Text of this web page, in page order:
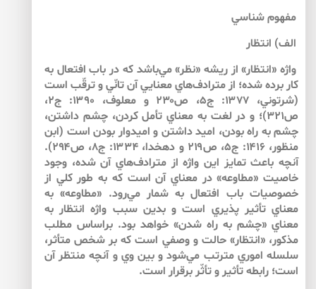
مفهوم شناسي
الف) انتظار
واژه «انتظار» از ريشه «نظر» مي‌‌باشد كه در باب افتعال به
كار برده شده؛ از مترادف‌‌هاي معنايي آن تانّي و ترقّب است
(شرتوني، ۱۳۷۷: ج۵، ص۲۳۰ و معلوف، ۱۳۹۰: ج۲،
ص۳۲۱)؛ و در لغت به معناي تأمل كردن، چشم داشتن،
چشم به راه بودن، اميد داشتن و اميدوار بودن است (ابن
منظور، ۱۴۱۶: ج۵، ص۲۱۹ و دهخدا، ۱۳۳۴: ج۸، ص۲۹۴).
آنچه باعث تمايز اين واژه از مترادف‌‌هاي آن شده، وجود
خاصيت «مطاوعه» در معناي آن است كه به طور كلي از
خصوصيات باب افتعال به شمار مي‌‌رود. «مطاوعه» به
معناي تأثير پذيري است و بدين سبب واژه انتظار به
معناي «چشم به راه شدن» خواهد بود. براساس مطلب
مذكور، «انتظار» حالت و وصفي است كه بر شخص متأثر،
سلسله اموري مترتب مي‌‌شود و بين وي و آنچه منتظر آن
است؛ رابطه تأثير و تأثّر برقرار است.